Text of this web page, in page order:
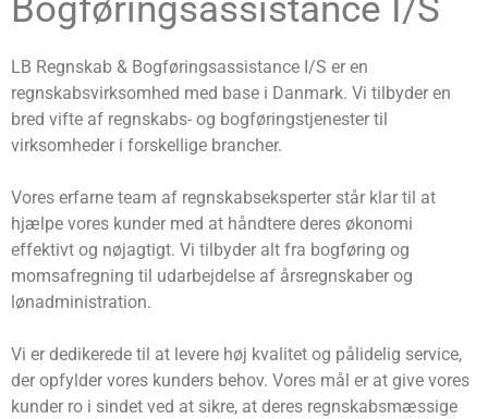
Bogføringsassistance I/S
LB Regnskab & Bogføringsassistance I/S er en
regnskabsvirksomhed med base i Danmark. Vi tilbyder en
bred vifte af regnskabs- og bogføringstjenester til
virksomheder i forskellige brancher.
Vores erfarne team af regnskabseksperter står klar til at
hjælpe vores kunder med at håndtere deres økonomi
effektivt og nøjagtigt. Vi tilbyder alt fra bogføring og
momsafregning til udarbejdelse af årsregnskaber og
lønadministration.
Vi er dedikerede til at levere høj kvalitet og pålidelig service,
der opfylder vores kunders behov. Vores mål er at give vores
kunder ro i sindet ved at sikre, at deres regnskabsmæssige